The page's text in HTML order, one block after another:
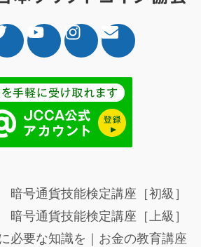
暗号通貨技能検定講座［初級］
暗号通貨技能検定講座［上級］
必要な知識を｜お金の教育講座